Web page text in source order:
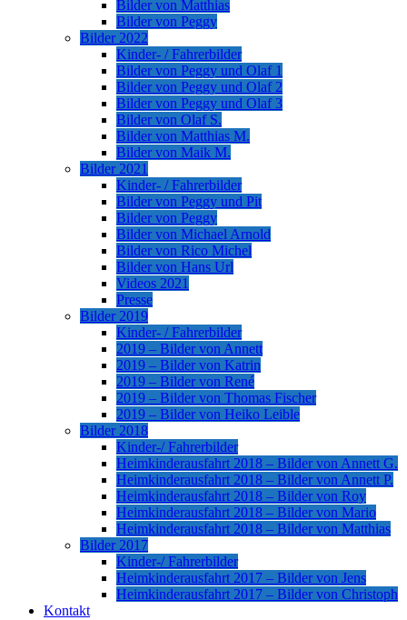
Bilder von Matthias
Bilder von Peggy
Bilder 2022
Kinder- / Fahrerbilder
Bilder von Peggy und Olaf 1
Bilder von Peggy und Olaf 2
Bilder von Peggy und Olaf 3
Bilder von Olaf S.
Bilder von Matthias M.
Bilder von Maik M.
Bilder 2021
Kinder- / Fahrerbilder
Bilder von Peggy und Pit
Bilder von Peggy
Bilder von Michael Arnold
Bilder von Rico Michel
Bilder von Hans Url
Videos 2021
Presse
Bilder 2019
Kinder- / Fahrerbilder
2019 – Bilder von Annett
2019 – Bilder von Katrin
2019 – Bilder von René
2019 – Bilder von Thomas Fischer
2019 – Bilder von Heiko Leible
Bilder 2018
Kinder-/ Fahrerbilder
Heimkinderausfahrt 2018 – Bilder von Annett G.
Heimkinderausfahrt 2018 – Bilder von Annett P.
Heimkinderausfahrt 2018 – Bilder von Roy
Heimkinderausfahrt 2018 – Bilder von Mario
Heimkinderausfahrt 2018 – Bilder von Matthias
Bilder 2017
Kinder-/ Fahrerbilder
Heimkinderausfahrt 2017 – Bilder von Jens
Heimkinderausfahrt 2017 – Bilder von Christoph
Kontakt